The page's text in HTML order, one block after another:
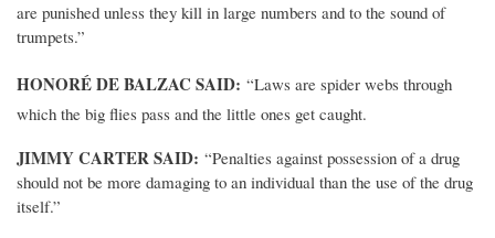
are punished unless they kill in large numbers and to the sound of
trumpets.”
HONORÉ DE BALZAC SAID: “Laws are spider webs through
which the big flies pass and the little ones get caught.
JIMMY CARTER SAID: “Penalties against possession of a drug
should not be more damaging to an individual than the use of the drug
itself.”